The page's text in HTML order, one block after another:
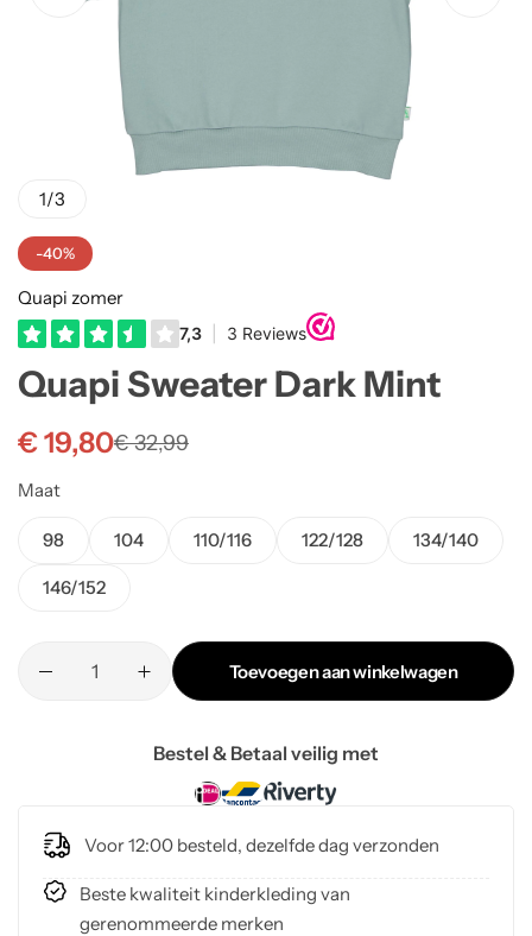
1/3
-40%
Quapi zomer
Quapi Sweater Dark Mint
€32,99
€19,80
Maat
98 104 110/116 122/128 134/140
146/152
Toevoegen aan winkelwagen
Bestel & Betaal veilig met
Voor 12:00 besteld, dezelfde dag verzonden
Beste kwaliteit kinderkleding van
gerenommeerde merken
T-shirts meisjes
Truien Meisjes
Vesten meisjes
Quapi zomer
Like Flo zomer